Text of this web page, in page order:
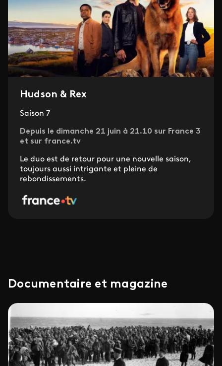
Hudson & Rex
Saison 7
Depuis le dimanche 21 juin à 21.10 sur France 3
et sur france.tv
Le duo est de retour pour une nouvelle saison,
toujours aussi intrigante et pleine de
rebondissements.
Documentaire et magazine